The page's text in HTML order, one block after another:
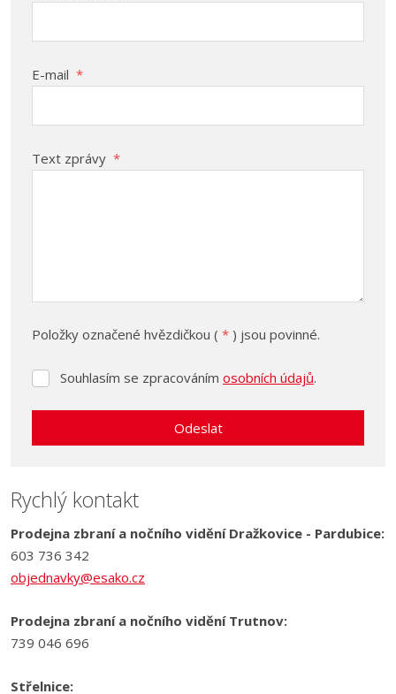
E-mail *
Text zprávy *
Položky označené hvězdičkou ( * ) jsou povinné.
Souhlasím
zpracováním
Souhlasím se zpracováním osobních údajů.
Odeslat
nepodařilo
odeslat.
Rychlý kontakt
Prodejna zbraní a nočního vidění Dražkovice - Pardubice:
603 736 342
objednavky@esako.cz
Prodejna zbraní a nočního vidění Trutnov:
739 046 696
Střelnice: